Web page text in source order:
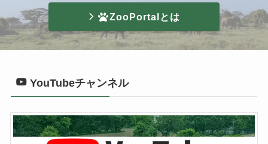
ZooPortalとは
YouTubeチャンネル